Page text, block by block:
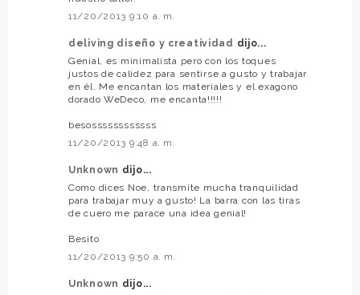
11/20/2013 9:10 a. m.
deliving diseño y creatividad dijo...
Genial, es minimalista pero con los toques
justos de calidez para sentirse a gusto y trabajar
en él. Me encantan los materiales y el exagono
dorado WeDeco, me encanta!!!!!
besossssssssssss
11/20/2013 9:48 a. m.
Unknown dijo...
Como dices Noe, transmite mucha tranquilidad
para trabajar muy a gusto! La barra con las tiras
de cuero me parace una idea genial!
Besito
11/20/2013 9:50 a. m.
Unknown dijo...